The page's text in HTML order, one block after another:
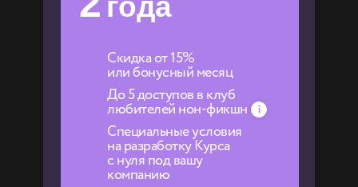
Скидка от 15%
или бонусный месяц
До 5 доступоввклуб
любителей нон-фикшн
Специальные условия
на разработку Курса
с нуля под вашу
компанию
года